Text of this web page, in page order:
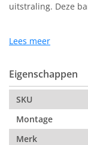
uitstraling. Deze
Afmeting:
De Bjorn is een
geweven stoffen
voor een stoere
niet snel slijt en er
afdruk in de stof
Lees meer
Eigenschappen
SKU
Montage
Merk